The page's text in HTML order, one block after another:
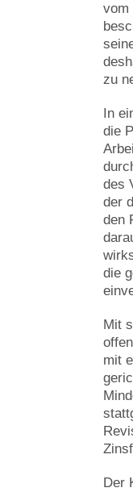
vom
zu
In
die
des
der
den
die
Mit
mit
Der